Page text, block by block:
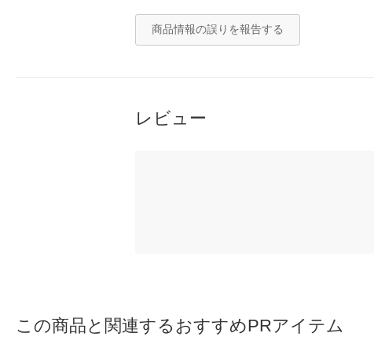
商品情報の誤りを報告する
レビュー
この商品と関連するおすすめPRアイテム